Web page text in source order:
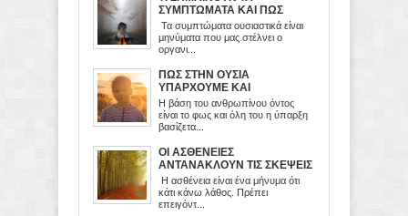
ΣΥΜΠΤΩΜΑΤΑ ΚΑΙ ΠΩΣ
ΠΡΕΠΕΙ ΝΑ ΤΑ
ΔΙΑΧΕΙΡΙΖΟΜΑΣΤΕ
Τα συμπτώματα ουσιαστικά είναι
μηνύματα που μας στέλνει ο
οργανι...
ΠΩΣ ΣΤΗΝ ΟΥΣΙΑ
ΥΠΑΡΧΟΥΜΕ ΚΑΙ
ΛΕΙΤΟΥΡΓΟΥΜΕ
Η βάση του ανθρωπίνου όντος
είναι το φως και όλη του η ύπαρξη
βασίζετα...
ΟΙ ΑΣΘΕΝΕΙΕΣ
ΑΝΤΑΝΑΚΛΟΥΝ ΤΙΣ ΣΚΕΨΕΙΣ
ΚΑΙ ΤΑ ΣΥΝΑΙΣΘΗΜΑΤΑ ΜΑΣ
Η ασθένεια είναι ένα μήνυμα ότι
κάτι κάνω λάθος. Πρέπει
επειγόντ...